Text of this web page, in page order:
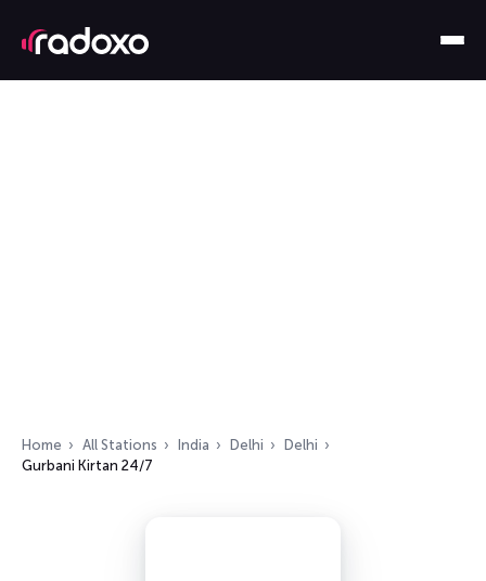
Home All Stations India Delhi
Delhi
Gurbani Kirtan 24/7